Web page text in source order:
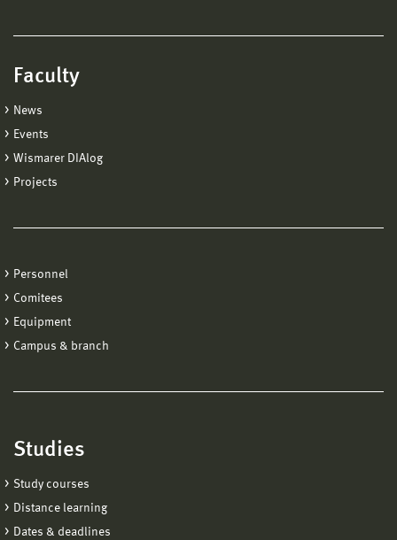
Faculty
News
Events
Wismarer DIAlog
Projects
Personnel
Comitees
Equipment
Campus & branch
Studies
Study courses
Distance learning
Dates & deadlines